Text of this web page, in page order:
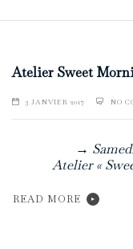
Atelier Sweet
3 JANVIER 2017 NO
→
Atelier «
READ MORE